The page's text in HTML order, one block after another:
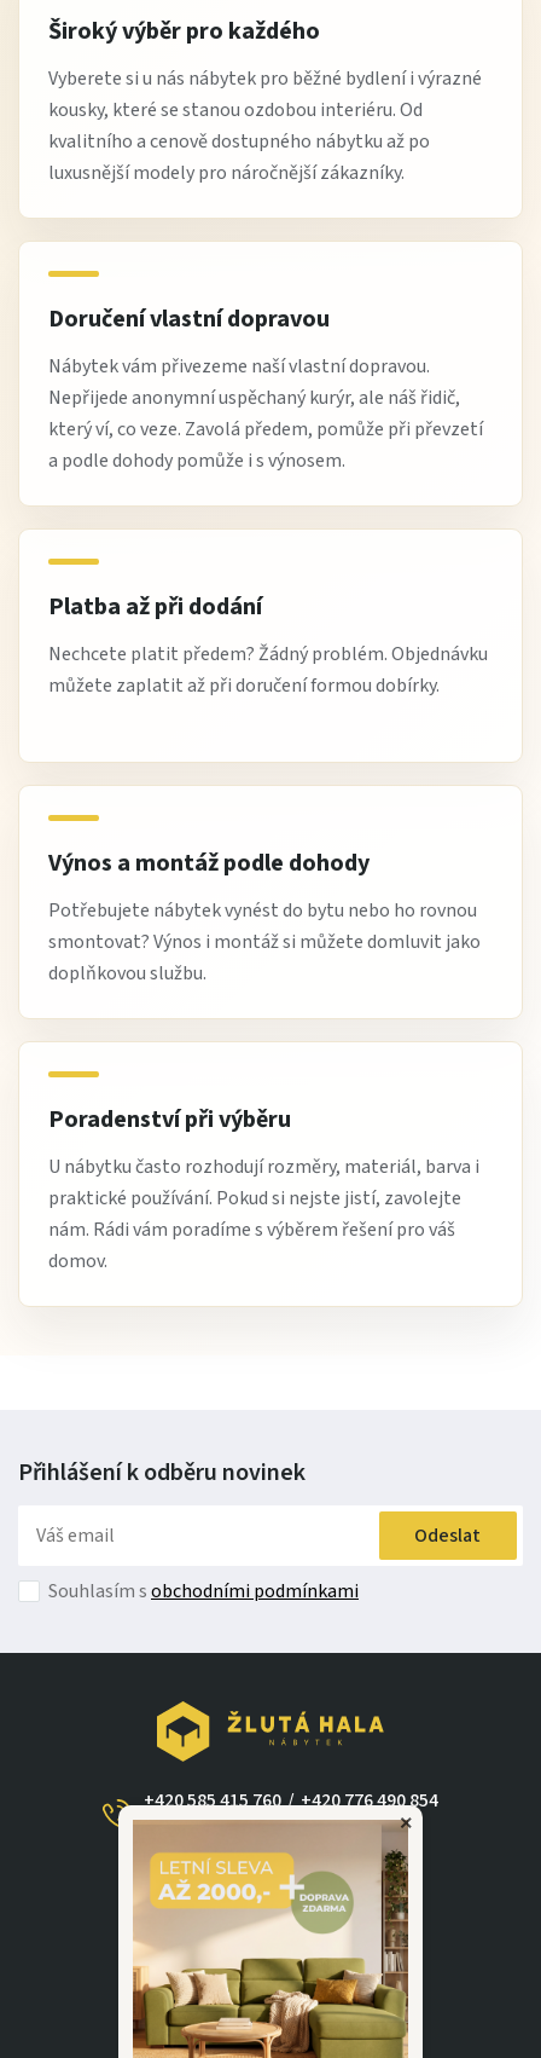
Široký výběr pro každého
Vyberete si u nás nábytek pro běžné bydlení i výrazné
kousky, které se stanou ozdobou interiéru. Od
kvalitního a cenově dostupného nábytku až po
luxusnější modely pro náročnější zákazníky.
Doručení vlastní dopravou
Nábytek vám přivezeme naší vlastní dopravou.
Nepřijede anonymní uspěchaný kurýr, ale náš řidič,
který ví, co veze. Zavolá předem, pomůže při převzetí
a podle dohody pomůže i s výnosem.
Platba až při dodání
Nechcete platit předem? Žádný problém. Objednávku
můžete zaplatit až při doručení formou dobírky.
Výnos a montáž podle dohody
Potřebujete nábytek vynést do bytu nebo ho rovnou
smontovat? Výnos i montáž si můžete domluvit jako
doplňkovou službu.
Poradenství při výběru
U nábytku často rozhodují rozměry, materiál, barva i
praktické používání. Pokud si nejste jistí, zavolejte
nám. Rádi vám poradíme s výběrem řešení pro váš
domov.
Přihlášení k odběru novinek
Odeslat
Souhlasím sobchodními podmínkami
+420 585 415 760 / +420 776 490 854
dotazy@zlutahala.cz
×